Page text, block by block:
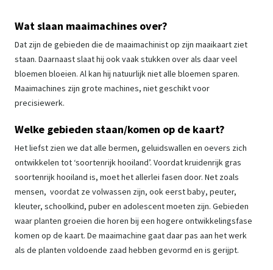
Wat slaan maaimachines over?
Dat zijn de gebieden die de maaimachinist op zijn maaikaart ziet
staan. Daarnaast slaat hij ook vaak stukken over als daar veel
bloemen bloeien. Al kan hij natuurlijk niet alle bloemen sparen.
Maaimachines zijn grote machines, niet geschikt voor
precisiewerk.
Welke gebieden staan/komen op de kaart?
Het liefst zien we dat alle bermen, geluidswallen en oevers zich
ontwikkelen tot ‘soortenrijk hooiland’. Voordat kruidenrijk gras
soortenrijk hooiland is, moet het allerlei fasen door. Net zoals
mensen, voordat ze volwassen zijn, ook eerst baby, peuter,
kleuter, schoolkind, puber en adolescent moeten zijn. Gebieden
waar planten groeien die horen bij een hogere ontwikkelingsfase
komen op de kaart. De maaimachine gaat daar pas aan het werk
als de planten voldoende zaad hebben gevormd en is gerijpt.